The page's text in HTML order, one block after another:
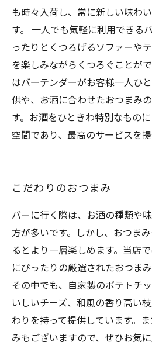
も時々入荷し、常に新しい味わ
す。 一人でも気軽に利用できる
ったりとくつろげるソファーや
を楽しみながらくつろぐことが
はバーテンダーがお客様一人ひ
供や、お酒に合わせたおつまみ
す。お酒をひときわ特別なもの
空間であり、最高のサービスを提
こだわりのおつまみ
バーに行く際は、お酒の種類や
方が多いです。しかし、おつま
るとより一層楽しめます。当店
にぴったりの厳選されたおつま
その中でも、自家製のポテトチ
いしいチーズ、和風の香り高い
わりを持って提供しています。
みもございますので、ぜひお気